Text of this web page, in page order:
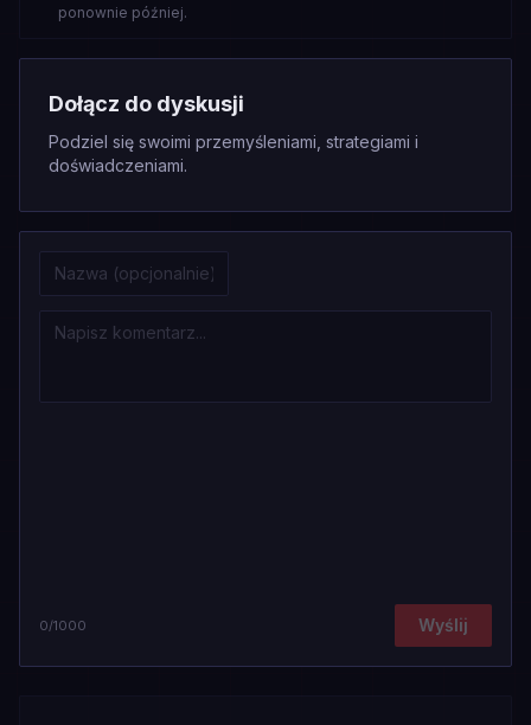
ponownie później.
Dołącz do dyskusji
Podziel się swoimi przemyśleniami, strategiami i
doświadczeniami.
0/1000 Wyślij